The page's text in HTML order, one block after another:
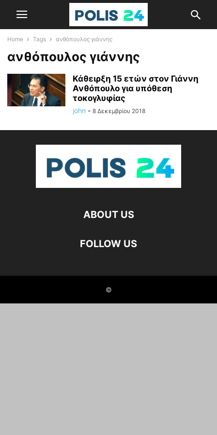
Home Tags ανθόπουλος γιάννης
ανθόπουλος γιάννης
Κάθειρξη 15 ετών στον Γιάννη
Ανθόπουλο για υπόθεση
τοκογλυφίας
john - 8 Δεκεμβρίου 2018
ABOUT US
FOLLOW US
©